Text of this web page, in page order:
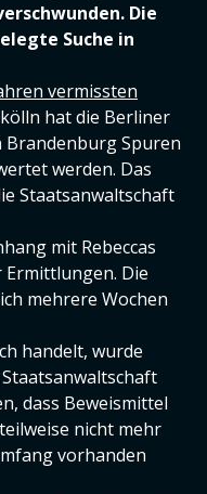
Die
Suche in
vermissten
hat die Berliner
Brandenburg Spuren
werden. Das
Staatsanwaltschaft
mit Rebeccas
Ermittlungen. Die
mehrere Wochen
handelt, wurde
dass Beweismittel
nicht mehr
vorhanden